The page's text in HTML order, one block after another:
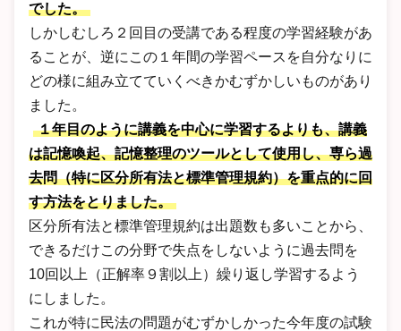
でした。
しかしむしろ２回目の受講である程度の学習経験があ
ることが、逆にこの１年間の学習ペースを自分なりに
どの様に組み立てていくべきかむずかしいものがあり
ました。
１年目のように講義を中心に学習するよりも、講義
は記憶喚起、記憶整理のツールとして使用し、専ら過
去問（特に区分所有法と標準管理規約）を重点的に回
す方法をとりました。
区分所有法と標準管理規約は出題数も多いことから、
できるだけこの分野で失点をしないように過去問を
10回以上（正解率９割以上）繰り返し学習するよう
にしました。
これが特に民法の問題がむずかしかった今年度の試験